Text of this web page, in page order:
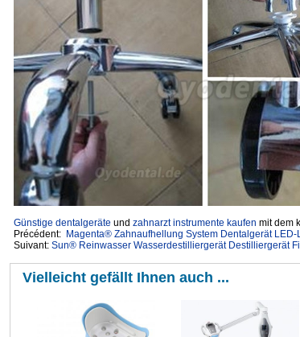
Günstige dentalgeräte ‎ und zahnarzt instrumente kaufen mit dem
Précédent: Magenta® Zahnaufhellung System Dentalgerät
Suivant: Sun® Reinwasser Wasserdestilliergerät Destilliergerät
Vielleicht gefällt Ihnen auch ...